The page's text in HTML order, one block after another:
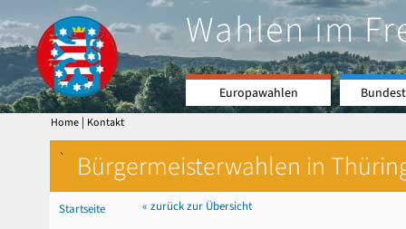
Wahlen im
Europawahlen
Home | Kontakt
` Bürgermeisterwahlen in
Startseite
« zurück zur Übersicht